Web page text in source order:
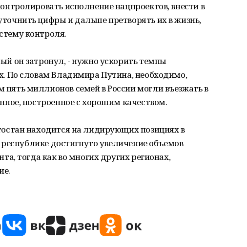
исполнение нацпроектов, внести в
цифры и дальше претворять их в жизнь,
контроля.
он затронул, - нужно ускорить темпы
По словам Владимира Путина, необходимо,
миллионов семей в России могли въезжать в
построенное с хорошим качеством.
находится на лидирующих позициях в
достигнуто увеличение объемов
тогда как во многих других регионах,